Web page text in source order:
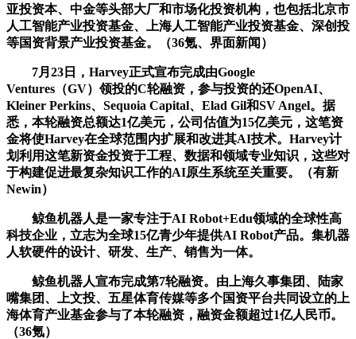
亚投资本、中金等头部大厂和市场化投资机构，也包括北京市
人工智能产业投资基金、上海人工智能产业投资基金、深创投
等国资背景产业投资基金。（36氪、界面新闻）
7月23日，Harvey正式宣布完成由Google
Ventures（GV）领投的C轮融资，参与投资的还OpenAI、
Kleiner Perkins、Sequoia Capital、Elad Gil和SV Angel。据
悉，本轮融资总额达1亿美元，公司估值为15亿美元，这笔资
金将使Harvey在全球范围内扩展和改进其AI技术。Harvey计
划利用这笔新资金投资于工程、数据和领域专业知识，这些对
于构建促进最复杂知识工作的AI原生系统至关重要。（有新
Newin）
鲸鱼机器人是一家专注于AI Robot+Edu领域的全球性高
科技企业，立志为全球15亿青少年提供AI Robot产品。集机器
人软硬件的设计、研发、生产、销售为一体。
鲸鱼机器人宣布完成第7轮融资。由上海久事集团、陆家
嘴集团、上文投、五星体育传媒等多个国资平台共同设立的上
海体育产业基金参与了本轮融资，融资金额超过1亿人民币。
（36氪）